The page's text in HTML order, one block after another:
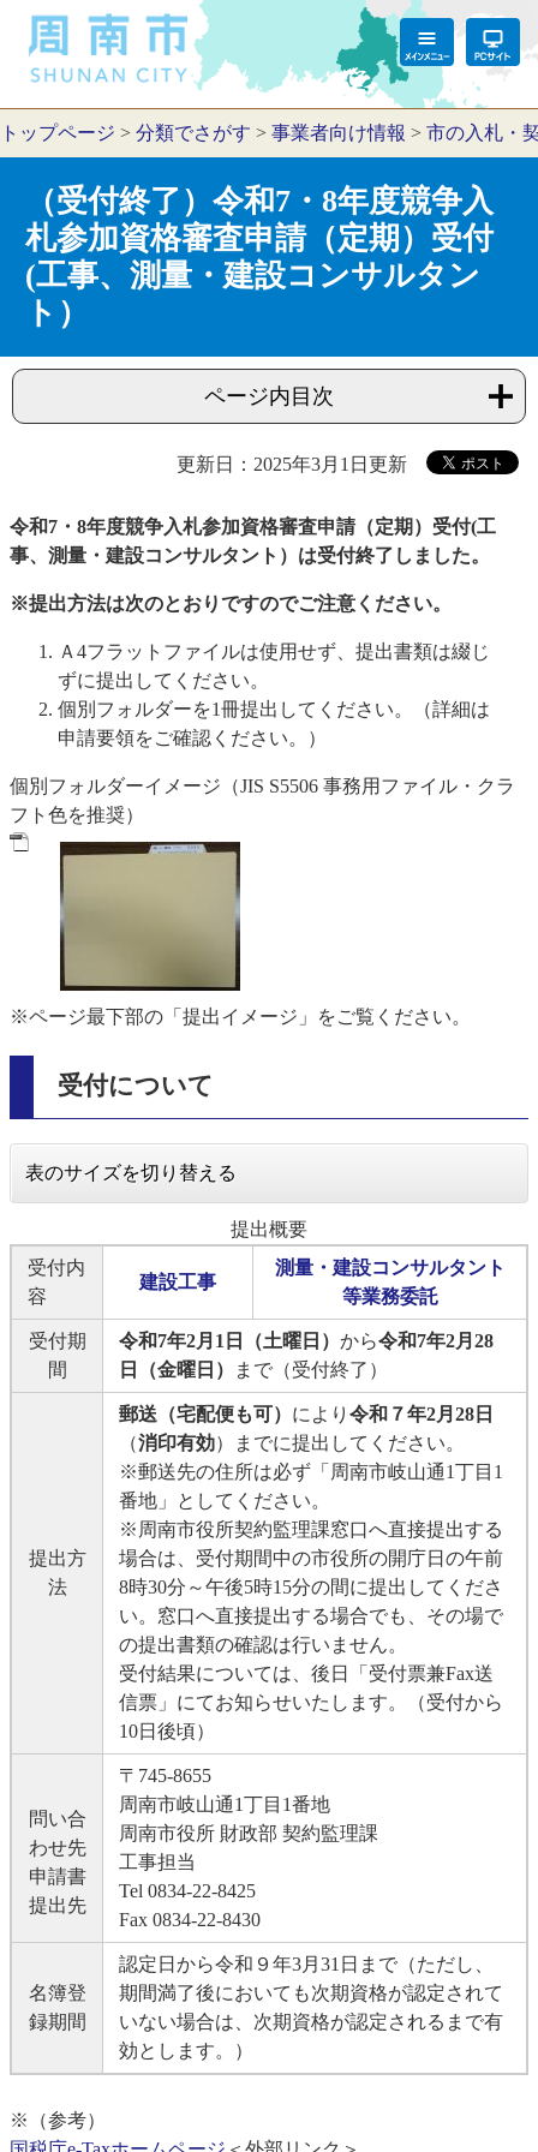
トップページ > 分類でさがす > 事業者向け情報 > 市の入札・
（受付終了）令和7・8年度競争入
札参加資格審査申請（定期）受付
(工事、測量・建設コンサルタン
ト）
ページ内目次
更新日：2025年3月1日更新
令和7・8年度競争入札参加資格審査申請（定期）受付(工
事、測量・建設コンサルタント）は受付終了しました。
※提出方法は次のとおりですのでご注意ください。
Ａ4フラットファイルは使用せず、提出書類は綴じ
ずに提出してください。
個別フォルダーを1冊提出してください。（詳細は
申請要領をご確認ください。）
個別フォルダーイメージ（JIS S5506 事務用ファイル・クラ
フト色を推奨）
※ページ最下部の「提出イメージ」をご覧ください。
受付について
表のサイズを切り替える
提出概要
受付内
容
建設工事
測量・建設コンサルタント
等業務委託
受付期
間
令和7年2月1日（土曜日） から令和7年2月28
日（金曜日）
まで（受付終了）
提出方
法
郵送（宅配便も可） により 令和７年2月28日
（消印有効）までに提出してください。
※郵送先の住所は必ず「周南市岐山通1丁目1
番地」としてください。
※周南市役所契約監理課窓口へ直接提出する
場合は、受付期間中の市役所の開庁日の午前
8時30分～午後5時15分の間に提出してくださ
い。窓口へ直接提出する場合でも、その場で
の提出書類の確認は行いません。
受付結果については、後日「受付票兼Fax送
信票」にてお知らせいたします。（受付から
10日後頃）
問い合
わせ先
申請書
提出先
〒745-8655
周南市岐山通1丁目1番地
周南市役所 財政部 契約監理課
工事担当
Tel 0834-22-8425
Fax 0834-22-8430
名簿登
録期間
認定日から令和９年3月31日まで（ただし、
期間満了後においても次期資格が認定されて
いない場合は、次期資格が認定されるまで有
効とします。）
※（参考）